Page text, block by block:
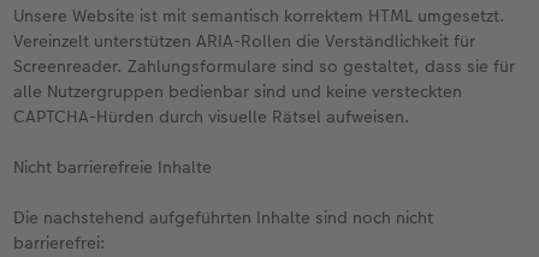
Unsere Website ist mit semantisch korrektem HTML umgesetzt.
Vereinzelt unterstützen ARIA-Rollen die Verständlichkeit für
Screenreader. Zahlungsformulare sind so gestaltet, dass sie für
alle Nutzergruppen bedienbar sind und keine versteckten
CAPTCHA-Hürden durch visuelle Rätsel aufweisen.
Nicht barrierefreie Inhalte
Die nachstehend aufgeführten Inhalte sind noch nicht
barrierefrei: